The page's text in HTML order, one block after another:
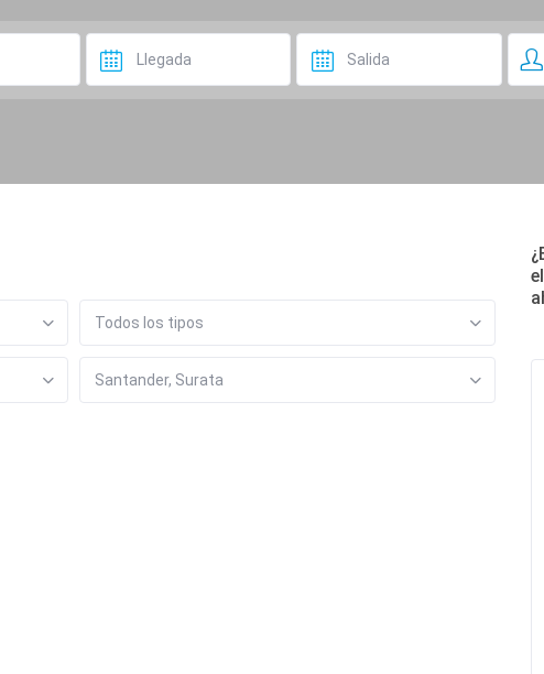
Todos los tipos
Santander, Surata